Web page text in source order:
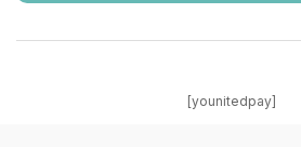
[younitedpay]